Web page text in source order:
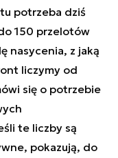
potrzeba dziś
150 przelotów
nasycenia, z jaką
liczymy od
się o potrzebie
te liczby są
pokazują, do